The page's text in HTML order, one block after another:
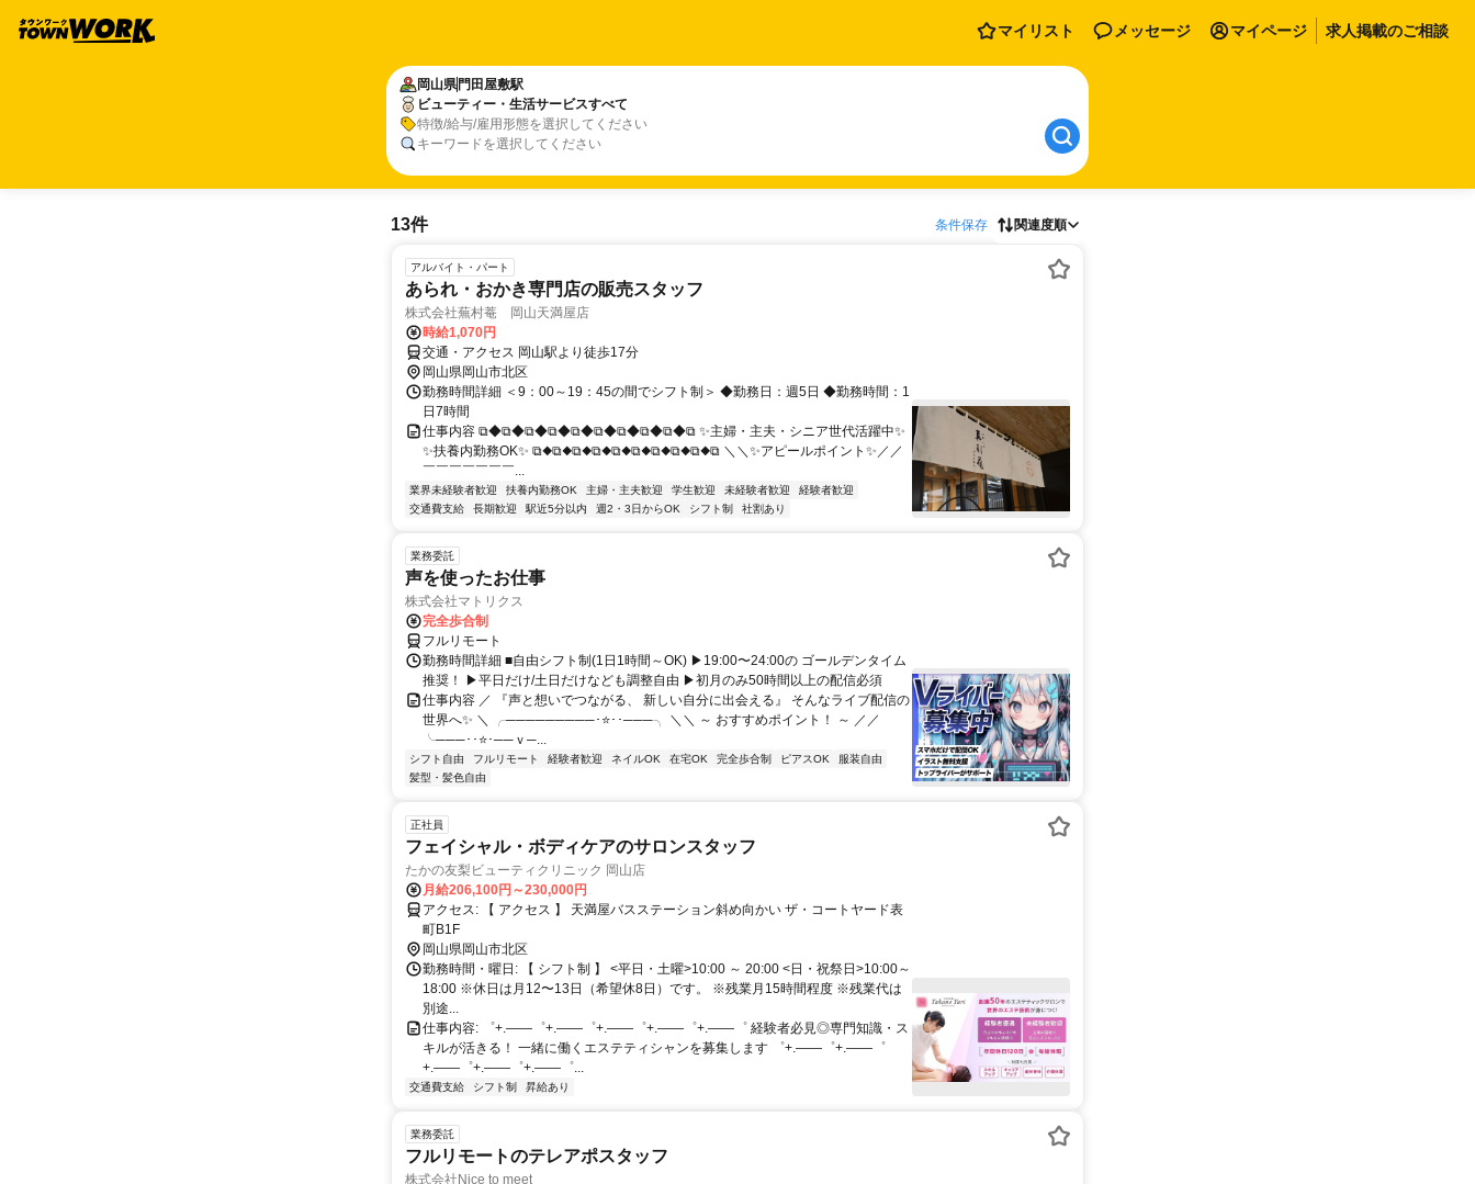
マイリスト メッセージ マイページ 求人掲載のご相談
岡山県 門田屋敷駅
ビューティー・生活サービスすべて
特徴/給与/雇用形態を選択してください
キーワードを選択してください
13件 条件保存 関連度順
アルバイト・パート
あられ・おかき専門店の販売スタッフ
株式会社蕪村菴 岡山天満屋店
時給1,070円
交通・アクセス 岡山駅より徒歩17分
岡山県岡山市北区
勤務時間詳細 ＜9：00～19：45の間でシフト制＞ ◆勤務日：週5日 ◆勤務時間：1
日7時間
仕事内容 ⧉◆⧉◆⧉◆⧉◆⧉◆⧉◆⧉◆⧉◆⧉◆⧉ ✨主婦・主夫・シニア世代活躍中✨
✨扶養内勤務OK✨ ⧉◆⧉◆⧉◆⧉◆⧉◆⧉◆⧉◆⧉◆⧉◆⧉ ＼＼✨アピールポイント✨／／
￣￣￣￣￣￣￣...
業界未経験者歓迎 扶養内勤務OK 主婦・主夫歓迎 学生歓迎 未経験者歓迎
経験者歓迎
交通費支給
長期歓迎 駅近5分以内 週2・3日からOK シフト制 社割あり
業務委託
声を使ったお仕事
株式会社マトリクス
完全歩合制
フルリモート
勤務時間詳細 ■自由シフト制(1日1時間～OK) ▶19:00〜24:00の ゴールデンタイム
推奨！ ▶平日だけ/土日だけなども調整自由 ▶初月のみ50時間以上の配信必須
仕事内容 ／ 『声と想いでつながる、 新しい自分に出会える』 そんなライブ配信の
世界へ✨ ＼ ╭─────────･⭐･･───╮ ＼＼ ～ おすすめポイント！ ～ ／／
╰───･･⭐･──ｖ─...
シフト自由 フルリモート 経験者歓迎 ネイルOK 在宅OK 完全歩合制 ピアスOK
服装自由
髪型・髪色自由
正社員
フェイシャル・ボディケアのサロンスタッフ
たかの友梨ビューティクリニック 岡山店
月給206,100円～230,000円
アクセス: 【 アクセス 】 天満屋バスステーション斜め向かい ザ・コートヤード表
町B1F
岡山県岡山市北区
勤務時間・曜日: 【 シフト制 】 <平日・土曜>10:00 ～ 20:00 <日・祝祭日>10:00～
18:00 ※休日は月12〜13日（希望休8日）です。 ※残業月15時間程度 ※残業代は
別途...
仕事内容: ゜+.――゜+.――゜+.――゜+.――゜+.――゜ 経験者必見◎専門知識・ス
キルが活きる！ 一緒に働くエステティシャンを募集します ゜+.――゜+.――゜
+.――゜+.――゜+.――゜...
交通費支給 シフト制 昇給あり
業務委託
フルリモートのテレアポスタッフ
株式会社Nice to meet